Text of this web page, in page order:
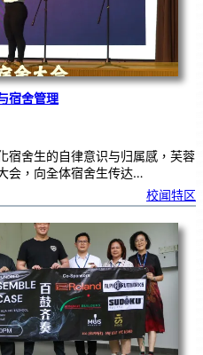
宿舍管理
宿舍生的自律意识与归属感，芙蓉
会，向全体宿舍生传达…
校闻特区